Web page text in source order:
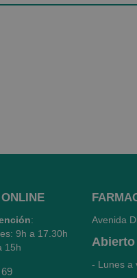
:
9h a 17.30h
15h
Avenida
Abierto
- Lunes a